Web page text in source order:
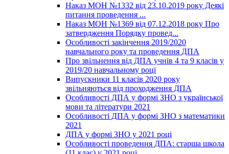
Наказ МОН №1332 від 23.10.2019 року Деякі
питання проведення ...
Наказ МОН №1369 від 07.12.2018 року Про
затвердження Порядку провед...
Особливості закінчення 2019/2020
навчального року та проведення ДПА
Про звільнення від ДПА учнів 4 та 9 класів у
2019/20 навчальному році
Випускники 11 класів 2020 року
звільняються від проходження ДПА
Особливості ДПА у формі ЗНО з української
мови та літератури 2021
Особливості ДПА у формі ЗНО з математики
2021
ДПА у формі ЗНО у 2021 році
Особливості проведення ДПА: старша школа